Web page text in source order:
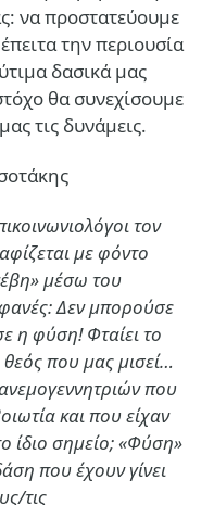
να προστατεύουμε
την περιουσία
δασικά μας
θα συνεχίσουμε
τις δυνάμεις.
τον
με φόντο
μέσω του
Δεν μπορούσε
η φύση! Φταίει το
θεός που μας μισεί…
που
και που είχαν
ίδιο σημείο; «Φύση»
που έχουν γίνει
τις